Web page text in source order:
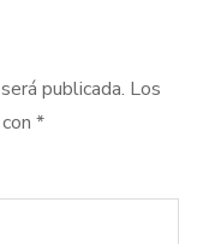
publicada. Los
*